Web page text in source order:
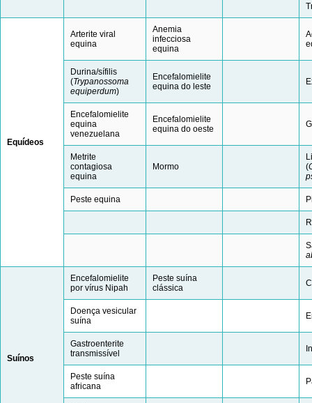
Equídeos
Arterite viral
equina
Anemia
infecciosa
equina
Durina/sífilis
(Trypanossoma
equiperdum)
Encefalomielite
equina do leste
Encefalomielite
equina
venezuelana
Encefalomielite
equina do oeste
Metrite
contagiosa
equina
Mormo
(
Peste equina
Suínos
Encefalomielite
por vírus Nipah
Peste suína
clássica
Doença vesicular
suína
Gastroenterite
transmissível
Peste suína
africana